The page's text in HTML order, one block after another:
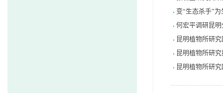
变“生态杀手”
何宏平调研昆
昆明植物所研
昆明植物所研
昆明植物所研